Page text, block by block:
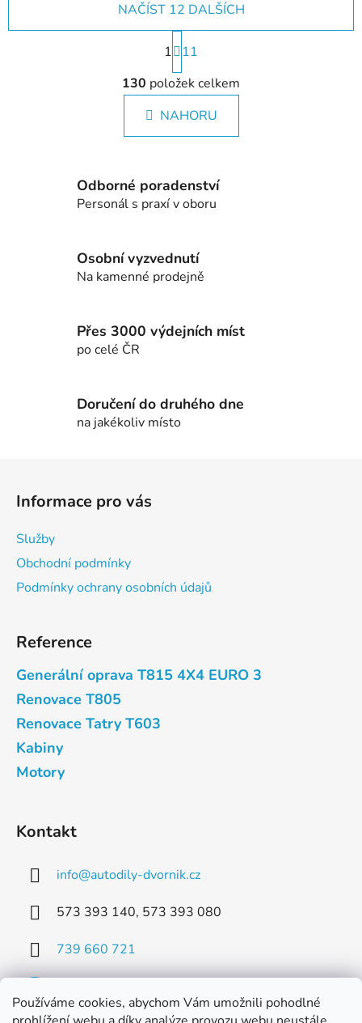
Používáme cookies, abychom Vám umožnili pohodlné
O
v
l
á
d
í
p
k
y
p
NAČÍST 12 DALŠÍCH
S
t
r
á
n
k
í
1
11
130 položek celkem
NAHORU
Odborné poradenství
Personál s praxí v oboru
Osobní vyzvednutí
Na kamenné prodejně
Přes 3000 výdejních míst
po celé ČR
Doručení do druhého dne
na jakékoliv místo
Informace pro vás
Služby
Obchodní podmínky
Podmínky ochrany osobních údajů
Reference
Generální oprava T815 4X4 EURO 3
Renovace T805
Renovace Tatry T603
Kabiny
Motory
Kontakt
info@autodily-dvornik.cz
573 393 140, 573 393 080
739 660 721